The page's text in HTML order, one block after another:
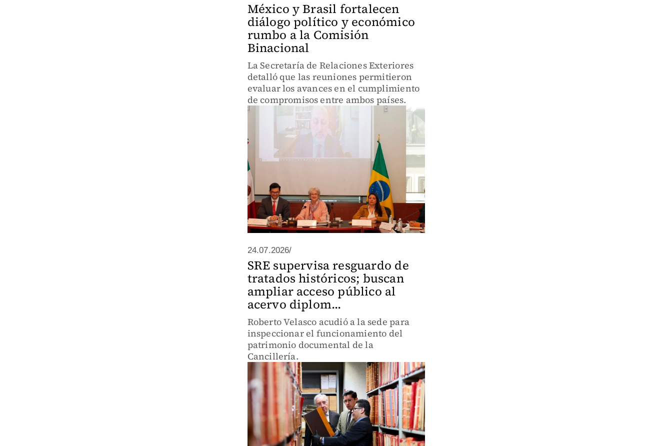
México y Brasil fortalecen
diálogo político y económico
rumbo a la Comisión
Binacional
La Secretaría de Relaciones Exteriores
detalló que las reuniones permitieron
evaluar los avances en el cumplimiento
de compromisos entre ambos países.
24.07.2026/
SRE supervisa resguardo de
tratados históricos; buscan
ampliar acceso público al
acervo diplom...
Roberto Velasco acudió a la sede para
inspeccionar el funcionamiento del
patrimonio documental de la
Cancillería.